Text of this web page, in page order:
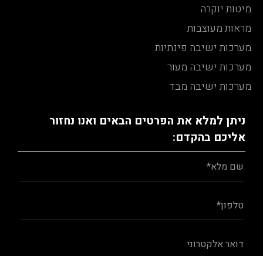
מיטות יוקרה
מראות מעוצבות
מערכות ישיבה פינתיות
מערכות ישיבה מעור
מערכות ישיבה מבד
ניתן למלא את הפרטים הבאים ואנו נחזור
אליכם בהקדם: